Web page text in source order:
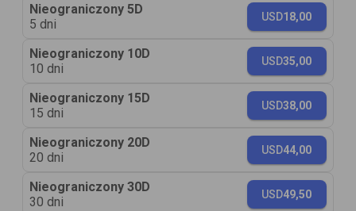
Nieograniczony 5D
5 dni
USD18,00
Nieograniczony 10D
10 dni
USD35,00
Nieograniczony 15D
15 dni
USD38,00
Nieograniczony 20D
20 dni
USD44,00
Nieograniczony 30D
30 dni
USD49,50